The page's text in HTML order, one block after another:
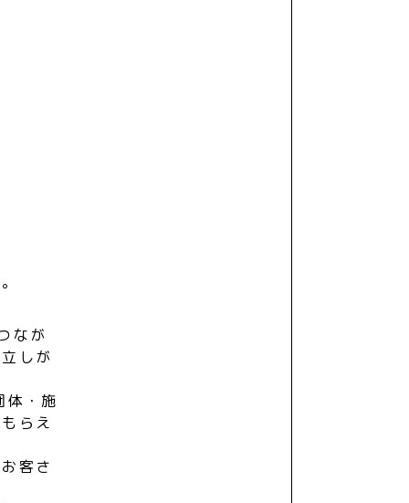
なが
しが
体・施
らえ
客さ